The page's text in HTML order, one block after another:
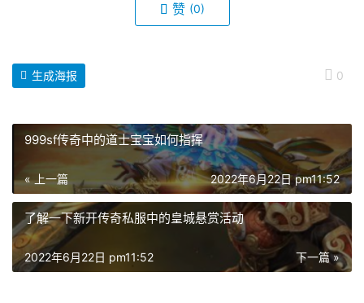
赞 (0)
0
生成海报
999sf传奇中的道士宝宝如何指挥
« 上一篇 2022年6月22日 pm11:52
了解一下新开传奇私服中的皇城悬赏活动
下一篇 »
2022年6月22日 pm11:52